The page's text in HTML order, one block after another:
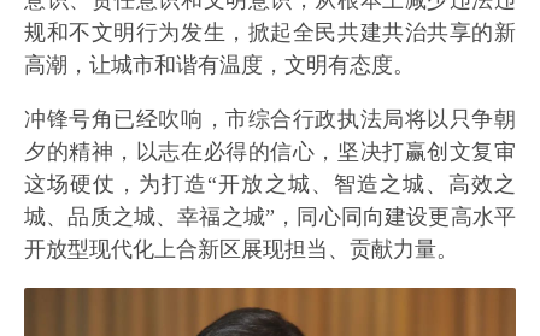
规和不文明行为发生，掀起全民共建共治共享的新
高潮，让城市和谐有温度，文明有态度。
冲锋号角已经吹响，市综合行政执法局将以只争朝
夕的精神，以志在必得的信心，坚决打赢创文复审
这场硬仗，为打造“开放之城、智造之城、高效之
城、品质之城、幸福之城”，同心同向建设更高水平
开放型现代化上合新区展现担当、贡献力量。